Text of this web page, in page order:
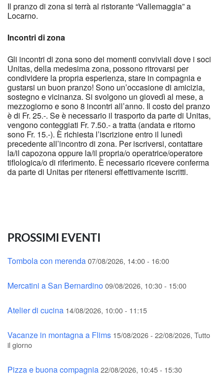
Il pranzo di zona si terrà al ristorante “Vallemaggia” a
Locarno.
Incontri di zona
Gli incontri di zona sono dei momenti conviviali dove i soci
Unitas, della medesima zona, possono ritrovarsi per
condividere la propria esperienza, stare in compagnia e
gustarsi un buon pranzo! Sono un’occasione di amicizia,
sostegno e vicinanza. Si svolgono un giovedì al mese, a
mezzogiorno e sono 8 incontri all’anno. Il costo del pranzo
è di Fr. 25.-. Se è necessario il trasporto da parte di Unitas,
vengono conteggiati Fr. 7.50.- a tratta (andata e ritorno
sono Fr. 15.-). È richiesta l’iscrizione entro il lunedì
precedente all’incontro di zona. Per iscriversi, contattare
la/il capozona oppure la/il propria/o operatrice/operatore
tiflologica/o di riferimento. È necessario ricevere conferma
da parte di Unitas per ritenersi effettivamente iscritti.
PROSSIMI EVENTI
Tombola con merenda07/08/2026, 14:00 - 16:00
Mercatini a San Bernardino09/08/2026, 10:30 - 15:00
Atelier di cucina 14/08/2026, 10:00 - 11:15
Vacanze in montagna a Flims 15/08/2026 - 22/08/2026, Tutto
il giorno
Pizza e buona compagnia22/08/2026, 10:45 - 15:30